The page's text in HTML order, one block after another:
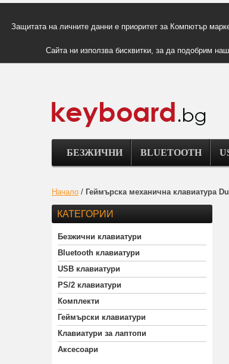
Защитата на личните данни е приоритет за Компютър
Сайта ни използва бисквитки, за да подобрим
БЕЗЖИЧНИ BLUETOOTH
Начало / Геймърскa механична клавиатура
КАТЕГОРИИ
Безжични клавиатури
Bluetooth клавиатури
USB клавиатури
PS/2 клавиатури
Комплекти
Геймърски клавиатури
Клавиатури за лаптопи
Аксесоари